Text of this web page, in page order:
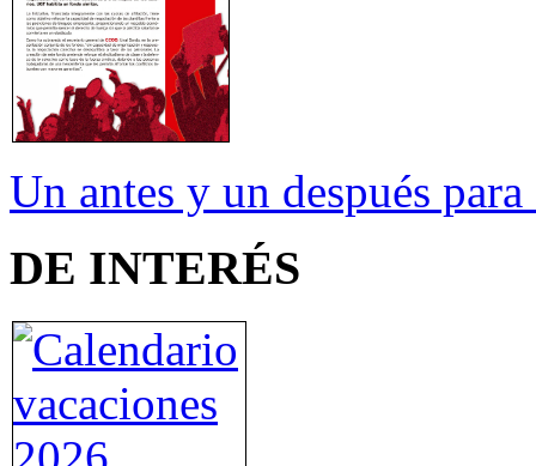
Un antes y un después
DE INTERÉS